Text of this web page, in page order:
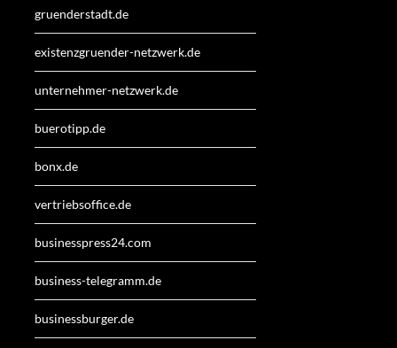
gruenderstadt.de
existenzgruender-netzwerk.de
unternehmer-netzwerk.de
buerotipp.de
bonx.de
vertriebsoffice.de
businesspress24.com
business-telegramm.de
businessburger.de